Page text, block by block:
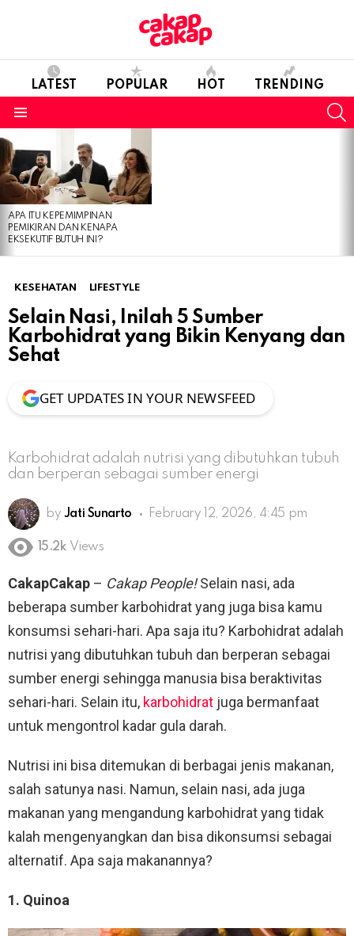
LATEST POPULAR HOT TRENDING
LATEST
STORIES
APA ITU KEPEMIMPINAN
PEMIKIRAN DAN KENAPA
EKSEKUTIF BUTUH INI?
KESEHATAN LIFESTYLE
Selain Nasi, Inilah 5 Sumber
Karbohidrat yang Bikin Kenyang dan
Sehat
GET UPDATES IN YOUR NEWSFEED
Karbohidrat adalah nutrisi yang dibutuhkan tubuh
dan berperan sebagai sumber energi
by Jati Sunarto February 12, 2026, 4:45 pm
15.2k Views
CakapCakap – Cakap People!Selain nasi, ada
beberapa sumber karbohidrat yang juga bisa kamu
konsumsi sehari-hari. Apa saja itu? Karbohidrat adalah
nutrisi yang dibutuhkan tubuh dan berperan sebagai
sumber energi sehingga manusia bisa beraktivitas
sehari-hari. Selain itu, karbohidrat juga bermanfaat
untuk mengontrol kadar gula darah.
Nutrisi ini bisa ditemukan di berbagai jenis makanan,
salah satunya nasi. Namun, selain nasi, ada juga
makanan yang mengandung karbohidrat yang tidak
kalah mengenyangkan dan bisa dikonsumsi sebagai
alternatif. Apa saja makanannya?
1. Quinoa